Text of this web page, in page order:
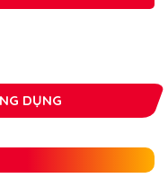
DỤNG